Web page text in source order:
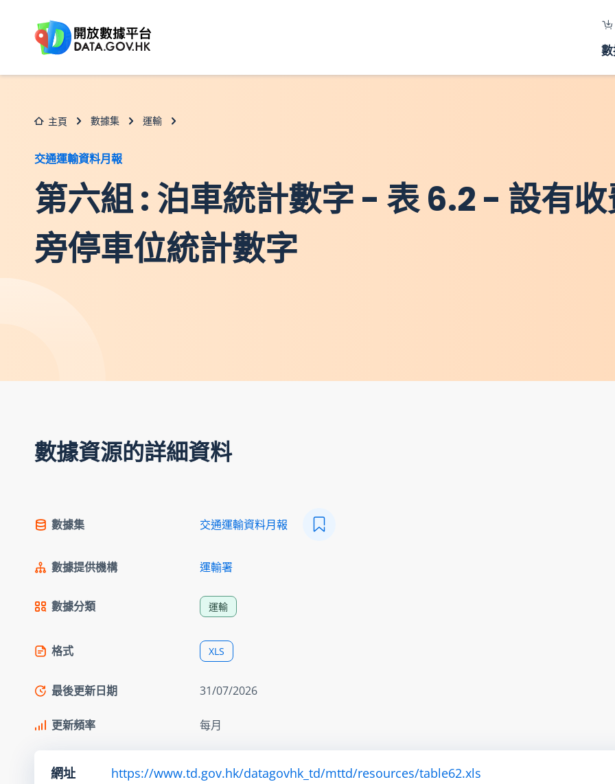
主頁 數據集 運輸
交通運輸資料月報
第六組 : 泊車統計數字 - 表 6.2 - 設有
旁停車位統計數字
數據資源的詳細資料
數據集 交通運輸資料月報
數據提供機構 運輸署
數據分類 運輸
格式 XLS
最後更新日期 31/07/2026
更新頻率 每月
網址 https://www.td.gov.hk/datagovhk_td/mttd/resources/table62.xls